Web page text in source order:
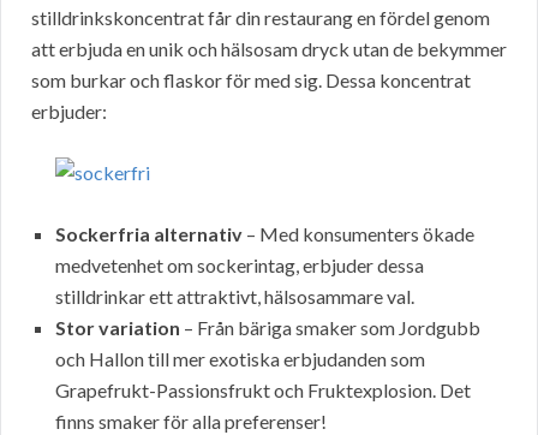
stilldrinkskoncentrat får din restaurang en fördel genom
att erbjuda en unik och hälsosam dryck utan de bekymmer
som burkar och flaskor för med sig. Dessa koncentrat
erbjuder:
Sockerfria alternativ – Med konsumenters ökade
medvetenhet om sockerintag, erbjuder dessa
stilldrinkar ett attraktivt, hälsosammare val.
Stor variation – Från bäriga smaker som Jordgubb
och Hallon till mer exotiska erbjudanden som
Grapefrukt-Passionsfrukt och Fruktexplosion. Det
finns smaker för alla preferenser!